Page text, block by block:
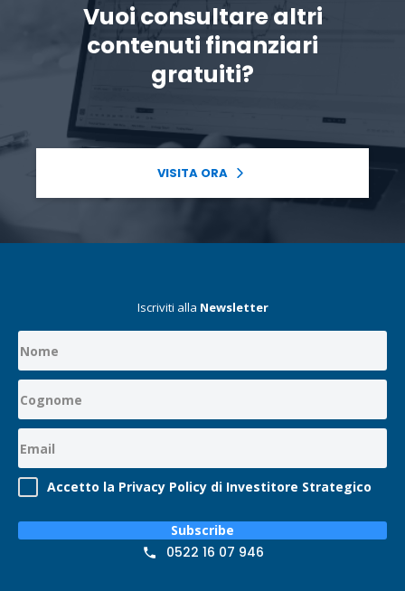
Vuoi consultare altri
contenuti finanziari
gratuiti?
VISITA ORA
Iscriviti alla Newsletter
Accetto la Privacy Policy di Investitore Strategico
Subscribe
0522 16 07 946